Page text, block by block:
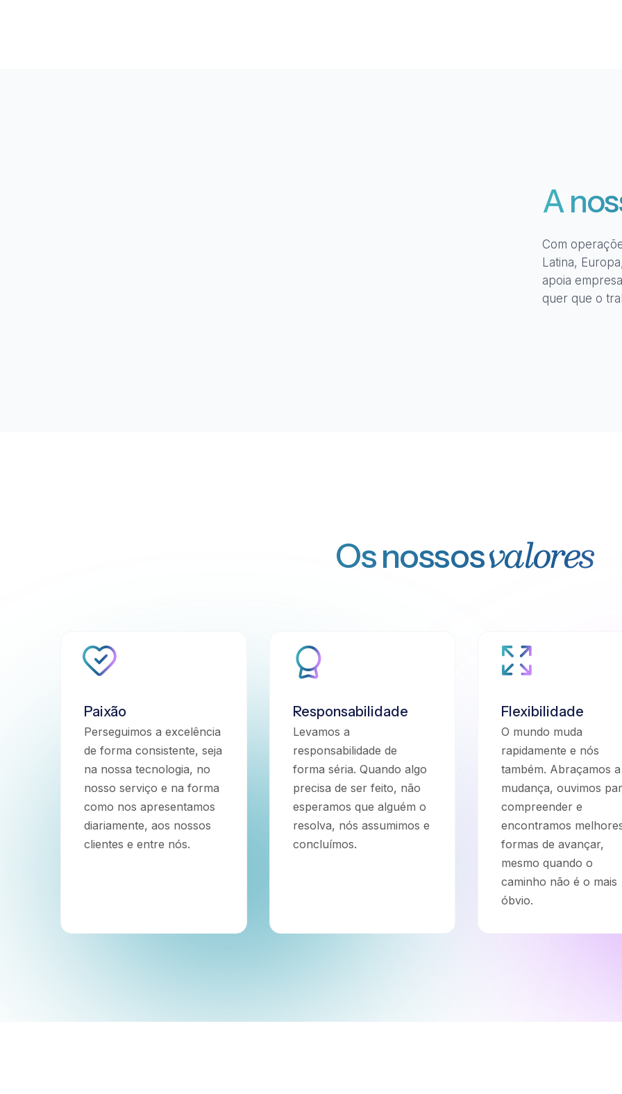
A
Com
Latina,
apoia
quer que o
Os nossosvalores
Paixão
Perseguimos a excelência
de forma consistente, seja
na nossa tecnologia, no
nosso serviço e na forma
como nos apresentamos
diariamente, aos nossos
clientes e entre nós.
Responsabilidade
Levamos a
responsabilidade de
forma séria. Quando algo
precisa de ser feito, não
esperamos que alguém o
resolva, nós assumimos e
concluímos.
Flexibilidade
O mundo muda
rapidamente e nós
também. Abraçamos a
mudança, ouvimos
compreender e
encontramos
formas de avançar,
mesmo quando o
caminho não é o mais
óbvio.